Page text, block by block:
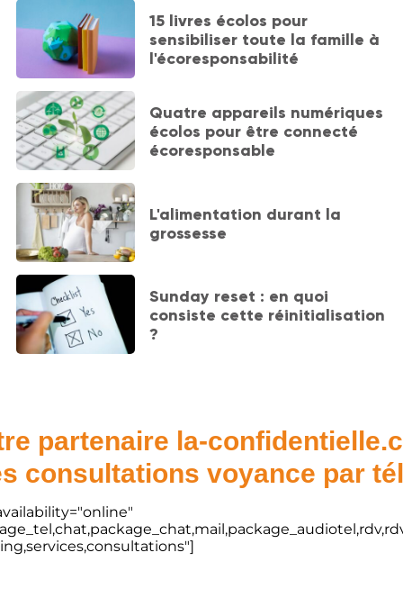
15 livres écolos pour
sensibiliser toute la famille à
l'écoresponsabilité
Quatre appareils numériques
écolos pour être connecté
écoresponsable
L'alimentation durant la
grossesse
Sunday reset : en quoi
consiste cette réinitialisation
?
partenaire la-
consultations voyance par